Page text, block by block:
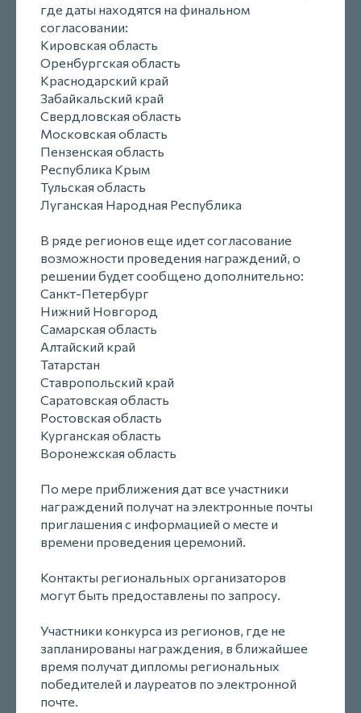
где даты находятся на финальном
согласовании:
Кировская область
Оренбургская область
Краснодарский край
Забайкальский край
Свердловская область
Московская область
Пензенская область
Республика Крым
Тульская область
Луганская Народная Республика
В ряде регионов еще идет согласование
возможности проведения награждений, о
решении будет сообщено дополнительно:
Санкт-Петербург
Нижний Новгород
Самарская область
Алтайский край
Татарстан
Ставропольский край
Саратовская область
Ростовская область
Курганская область
Воронежская область
По мере приближения дат все участники
награждений получат на электронные почты
приглашения с информацией о месте и
времени проведения церемоний.
Контакты региональных организаторов
могут быть предоставлены по запросу.
Участники конкурса из регионов, где не
запланированы награждения, в ближайшее
время получат дипломы региональных
победителей и лауреатов по электронной
почте.